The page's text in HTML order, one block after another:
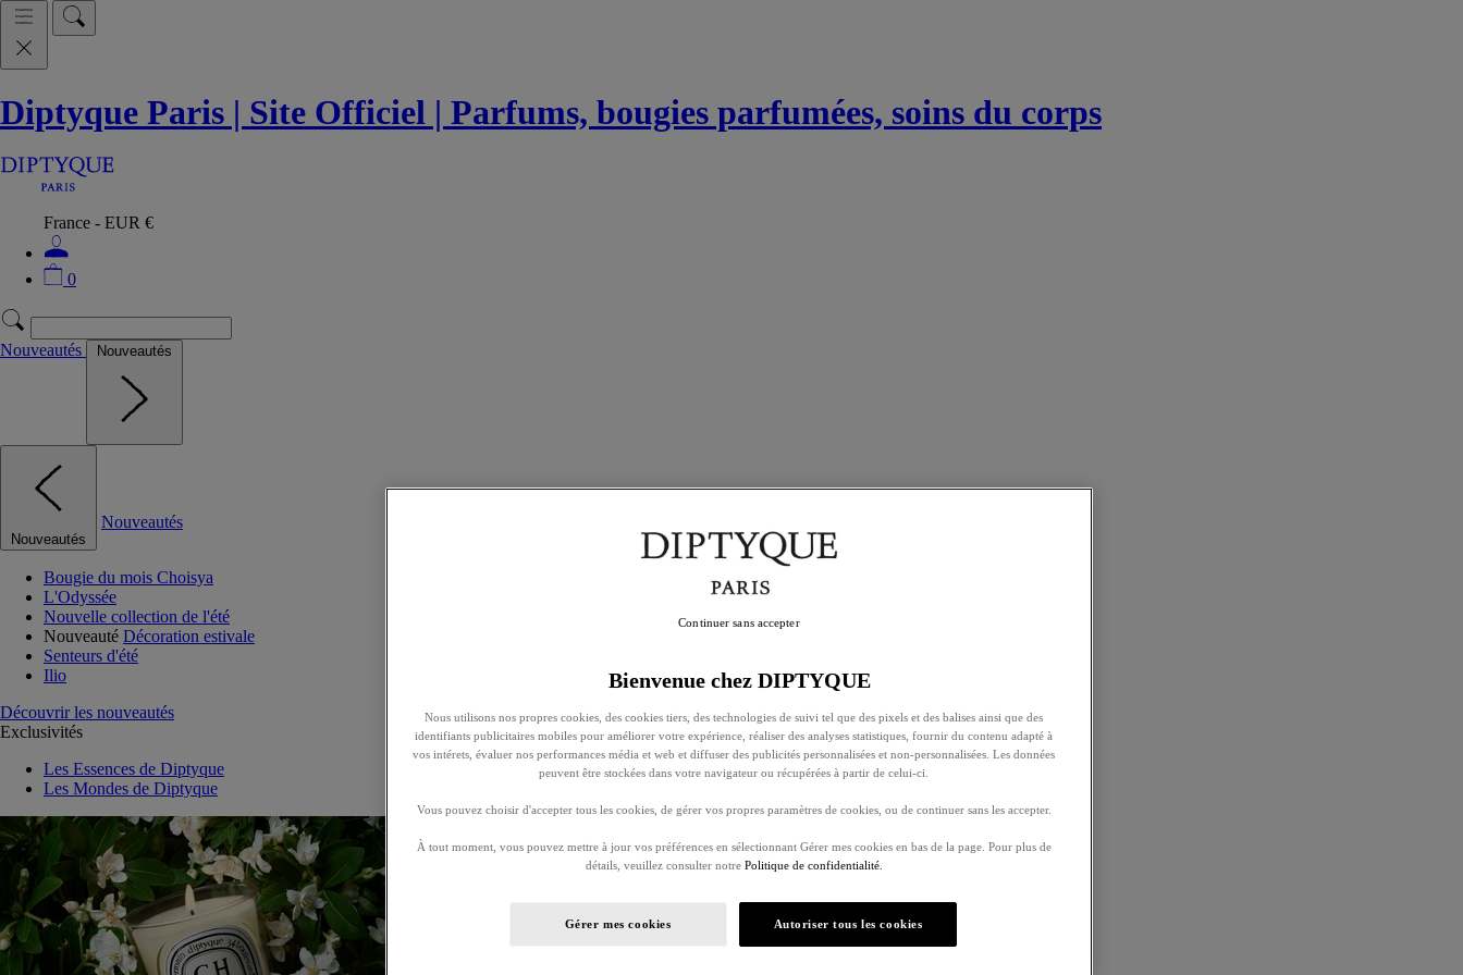
Diptyque Paris | Site Officiel | Parfums, bougies parfumées, soins du corps
France - EUR €
0
Nouveautés Nouveautés
Nouveautés
Nouveautés
Bougie du mois Choisya
L'Odyssée
Nouvelle collection de l'été
Nouveauté Décoration estivale
Senteurs d'été
Ilio
Découvrir les nouveautés
Exclusivités
Les Essences de Diptyque
Les Mondes de Diptyque
Bienvenue chez DIPTYQUE
Nous utilisons nos propres cookies, des cookies tiers, des technologies de suivi tel que des pixels et des balises ainsi que des
identifiants publicitaires mobiles pour améliorer votre expérience, réaliser des analyses statistiques, fournir du contenu adapté à
vos intérets, évaluer nos performances média et web et diffuser des publicités personnalisées et non-personnalisées. Les données
peuvent être stockées dans votre navigateur ou récupérées à partir de celui-ci.
Vous pouvez choisir d'accepter tous les cookies, de gérer vos propres paramètres de cookies, ou de continuer sans les accepter.
À tout moment, vous pouvez mettre à jour vos préférences en sélectionnant Gérer mes cookies en bas de la page. Pour plus de
détails, veuillez consulter notre Politique de confidentialité.
Gérer mes cookies Autoriser tous les cookies
Continuer sans accepter